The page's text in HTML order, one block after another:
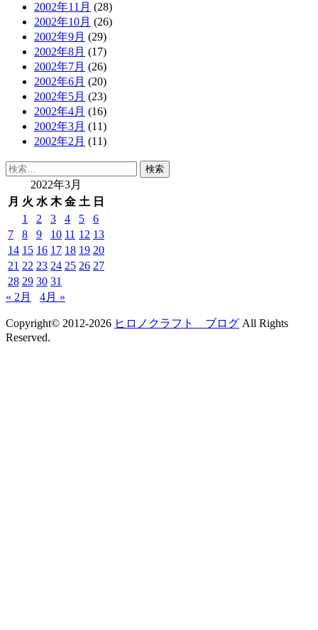
2002年11月 (28)
2002年10月 (26)
2002年9月 (29)
2002年8月 (17)
2002年7月 (26)
2002年6月 (20)
2002年5月 (23)
2002年4月 (16)
2002年3月 (11)
2002年2月 (11)
検
2022年3月
月 火 水 木 金 土 日
1
2 3 4 5
6
7
8 9 10 11 12 13
14 15 16 17 18 19 20
21 22 23 24 25 26 27
28 29 30 31
« 2月
4月 »
Copyright© 2012-2026 ヒロノクラフト ブログ All Rights
Reserved.